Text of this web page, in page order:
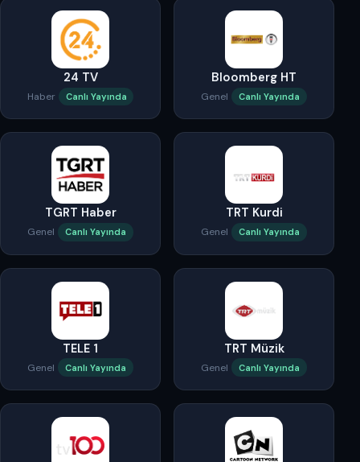
24 TV
Haber Canlı Yayında
Bloomberg HT
Genel Canlı Yayında
TGRT Haber
Genel Canlı Yayında
TRT Kurdi
Genel Canlı Yayında
TELE 1
Genel Canlı Yayında
TRT Müzik
Genel Canlı Yayında